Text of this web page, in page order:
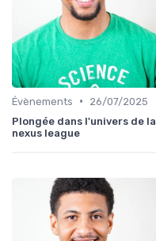
Évènements •
26/07/2025
Plongée dans l'univers de la
nexus league